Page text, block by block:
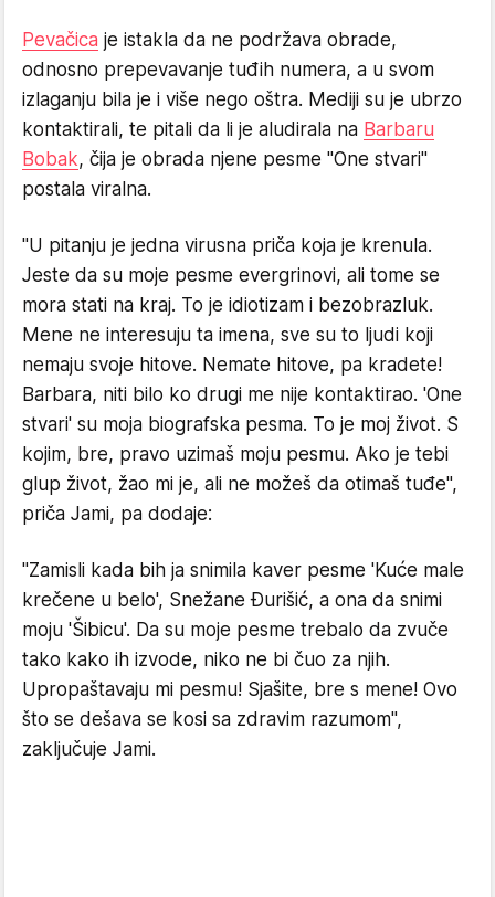
Pevačica je istakla da ne podržava obrade,
odnosno prepevavanje tuđih numera, a u svom
izlaganju bila je i više nego oštra. Mediji su je ubrzo
kontaktirali, te pitali da li je aludirala na Barbaru
Bobak, čija je obrada njene pesme "One stvari"
postala viralna.
"U pitanju je jedna virusna priča koja je krenula.
Jeste da su moje pesme evergrinovi, ali tome se
mora stati na kraj. To je idiotizam i bezobrazluk.
Mene ne interesuju ta imena, sve su to ljudi koji
nemaju svoje hitove. Nemate hitove, pa kradete!
Barbara, niti bilo ko drugi me nije kontaktirao. 'One
stvari' su moja biografska pesma. To je moj život. S
kojim, bre, pravo uzimaš moju pesmu. Ako je tebi
glup život, žao mi je, ali ne možeš da otimaš tuđe",
priča Jami, pa dodaje:
"Zamisli kada bih ja snimila kaver pesme 'Kuće male
krečene u belo', Snežane Đurišić, a ona da snimi
moju 'Šibicu'. Da su moje pesme trebalo da zvuče
tako kako ih izvode, niko ne bi čuo za njih.
Upropaštavaju mi pesmu! Sjašite, bre s mene! Ovo
što se dešava se kosi sa zdravim razumom",
zaključuje Jami.